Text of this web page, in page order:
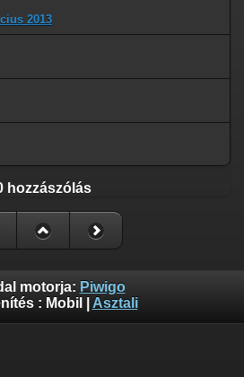
2013
hozzászólás
motorja: Piwigo
: Mobil Asztali